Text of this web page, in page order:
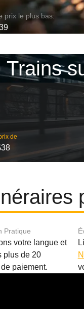
prix le plus bas:
Trains
de
Pratique
votre langue et
plus de 20
paiement.